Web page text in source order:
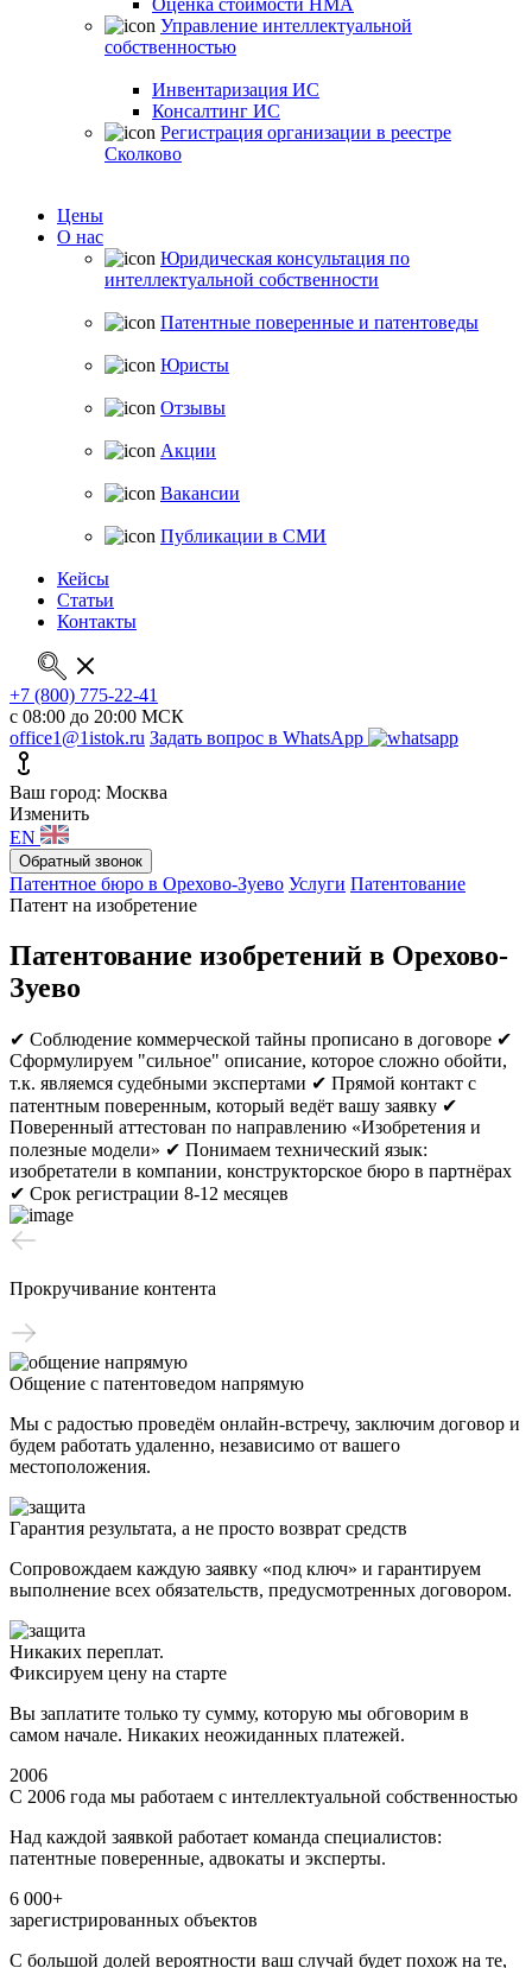
Оценка стоимости НМА
Управление интеллектуальной
собственностью
Инвентаризация ИС
Консалтинг ИС
Регистрация организации в реестре
Сколково
Цены
О нас
Юридическая консультация по
интеллектуальной собственности
Патентные поверенные и патентоведы
Юристы
Отзывы
Акции
Вакансии
Публикации в СМИ
Кейсы
Статьи
Контакты
+7 (800) 775-22-41
с 08:00 до 20:00 МСК
office1@1istok.ru Задать вопрос в WhatsApp
Ваш город: Москва
Изменить
EN
Обратный звонок
Патентное бюро в Орехово-Зуево Услуги Патентование
Патент на изобретение
Патентование изобретений в Орехово-
Зуево
✔ Соблюдение коммерческой тайны прописано в договоре ✔
Сформулируем "сильное" описание, которое сложно обойти,
т.к. являемся судебными экспертами ✔ Прямой контакт с
патентным поверенным, который ведёт вашу заявку ✔
Поверенный аттестован по направлению «Изобретения и
полезные модели» ✔ Понимаем технический язык:
изобретатели в компании, конструкторское бюро в партнёрах
✔ Срок регистрации 8-12 месяцев
Прокручивание контента
Общение с патентоведом напрямую
Мы с радостью проведём онлайн-встречу, заключим договор и
будем работать удаленно, независимо от вашего
местоположения.
Гарантия результата, а не просто возврат средств
Сопровождаем каждую заявку «под ключ» и гарантируем
выполнение всех обязательств, предусмотренных договором.
Никаких переплат.
Фиксируем цену на старте
Вы заплатите только ту сумму, которую мы обговорим в
самом начале. Никаких неожиданных платежей.
2006
С 2006 года мы работаем с интеллектуальной собственностью
Над каждой заявкой работает команда специалистов:
патентные поверенные, адвокаты и эксперты.
6 000+
зарегистрированных объектов
С большой долей вероятности ваш случай будет похож на те,